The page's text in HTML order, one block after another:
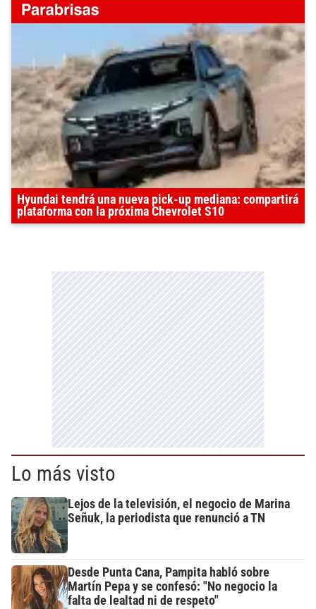
Hyundai tendrá una nueva pick-up mediana: compartirá
plataforma con la próxima Chevrolet S10
Lo más visto
Lejos de la televisión, el negocio de Marina
Señuk, la periodista que renunció a TN
Desde Punta Cana, Pampita habló sobre
Martín Pepa y se confesó: "No negocio la
falta de lealtad ni de respeto"